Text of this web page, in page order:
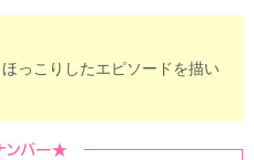
っこりしたエピソードを描い